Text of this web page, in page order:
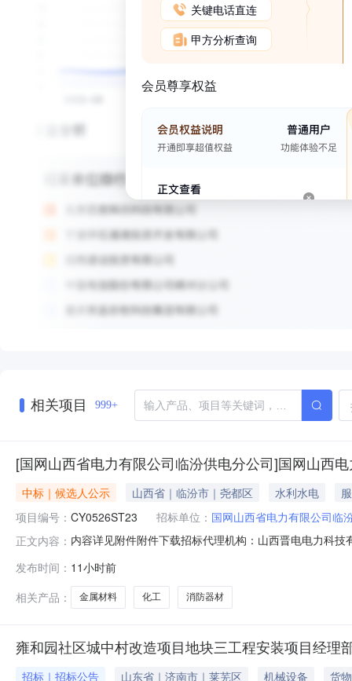
关键电话直连
甲方分析查询
会员尊享权益
相关项目 999+
[国网山西省电力有限公司临汾供电分公司]国网山西
中标｜候选人公示 山西省｜临汾市｜尧都区 水利水电
项目编号： CY0526ST23 招标单位： 国网山西省电力有限公司临
正文内容： 内容详见附件附件下载招标代理机构：山西晋电电力科
发布时间： 11小时前
相关产品：
金属材料 化工 消防器材
雍和园社区城中村改造项目地块三工程安装项目经理
招标｜招标公告 山东省｜济南市｜莱芜区 机械设备
货物